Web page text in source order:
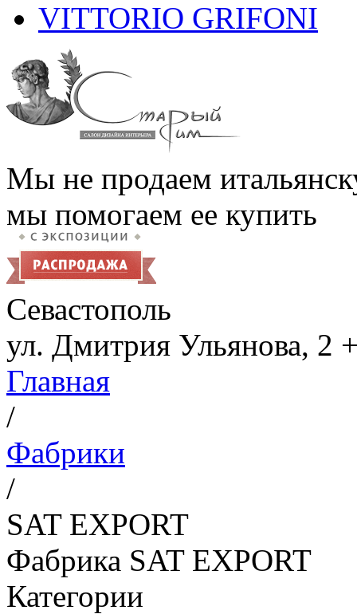
VITTORIO GRIFONI
Мы не продаем
мы помогаем ее купить
Севастополь
ул. Дмитрия Ульянова, 2
Главная
/
Фабрики
/
SAT EXPORT
Фабрика SAT EXPORT
Категории